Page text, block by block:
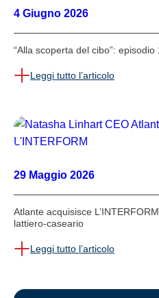
4 Giugno 2026
“Alla scoperta del cibo”:
Leggi tutto l’articolo
29 Maggio 2026
Atlante acquisisce
lattiero-caseario
Leggi tutto l’articolo